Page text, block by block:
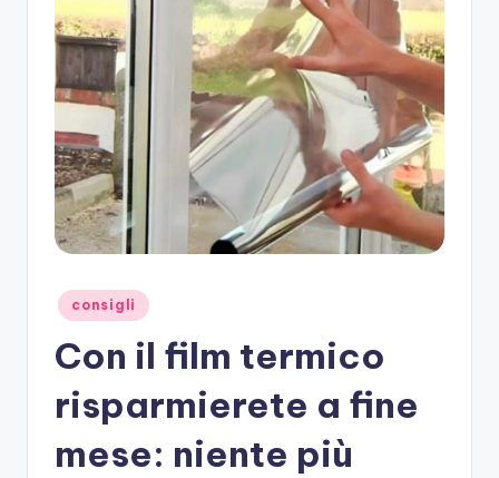
Posted
in
consigli
Con il film termico
risparmierete a fine
mese: niente più